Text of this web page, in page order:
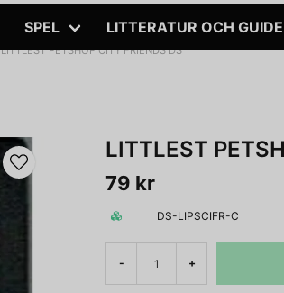
SPEL LITTERATUR OCH
LITTLEST PETSHOP CITY FRIENDS DS
LITTLEST
79 kr
DS-LIPSCIFR-C
- +